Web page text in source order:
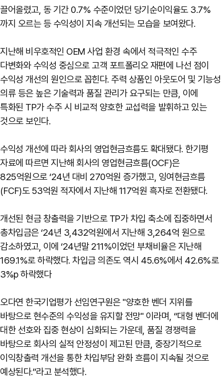
끌어올렸고, 동 기간 0.7% 수준이었던 당기순이익율도 3.7%
까지 오르는 등 수익성이 지속 개선되는 모습을 보여왔다.
지난해 비우호적인 OEM 사업 환경 속에서 적극적인 수주
다변화와 수익성 중심으로 고객 포트폴리오 재편에 나선 점이
수익성 개선의 원인으로 꼽힌다. 주력 상품인 아웃도어 및 기능성
의류 등은 높은 기술력과 품질 관리가 요구되는 만큼, 이에
특화된 TP가 수주 시 비교적 양호한 교섭력을 발휘하고 있는
것으로 보인다.
수익성 개선에 따라 회사의 영업현금흐름도 확대됐다. 한기평
자료에 따르면 지난해 회사의 영업현금흐름(OCF)은
825억원으로 ‘24년 대비 270억원 증가했고, 잉여현금흐름
(FCF)도 53억원 적자에서 지난해 117억원 흑자로 전환됐다.
개선된 현금 창출력을 기반으로 TP가 차입 축소에 집중하면서
총차입금은 ‘24년 3,432억원에서 지난해 3,264억 원으로
감소하였고, 이에 ‘24년말 211%이었던 부채비율은 지난해
169.1%로 하락했다. 차입금 의존도 역시 45.6%에서 42.6%로
3%p 하락했다
오다연 한국기업평가 선임연구원은 "양호한 벤더 지위를
바탕으로 현수준의 수익성을 유지할 전망" 이라며, “대형 벤더에
대한 선호와 집중 현상이 심화되는 가운데, 품질 경쟁력을
바탕으로 회사의 실적 안정성이 제고된 만큼, 중장기적으로
이익창출력 개선을 통한 차입부담 완화 흐름이 지속될 것으로
예상된다.”라고 분석했다.